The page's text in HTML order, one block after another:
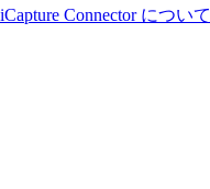
Connector について